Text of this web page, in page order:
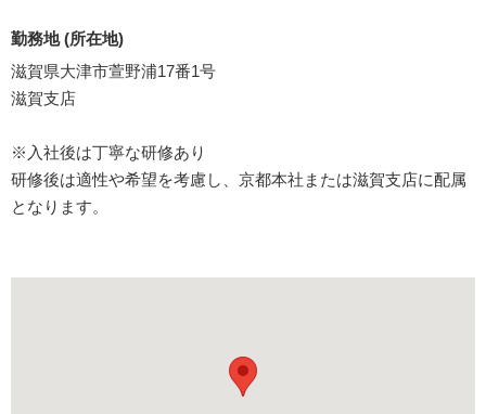
勤務地 (所在地)
滋賀県大津市萱野浦17番1号
滋賀支店
※入社後は丁寧な研修あり
研修後は適性や希望を考慮し、京都本社または滋賀支店に配属
となります。